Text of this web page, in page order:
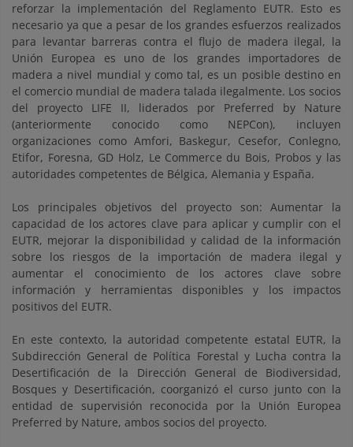
reforzar la implementación del Reglamento EUTR. Esto es
necesario ya que a pesar de los grandes esfuerzos realizados
para levantar barreras contra el flujo de madera ilegal, la
Unión Europea es uno de los grandes importadores de
madera a nivel mundial y como tal, es un posible destino en
el comercio mundial de madera talada ilegalmente. Los socios
del proyecto LIFE II, liderados por Preferred by Nature
(anteriormente conocido como NEPCon), incluyen
organizaciones como Amfori, Baskegur, Cesefor, Conlegno,
Etifor, Foresna, GD Holz, Le Commerce du Bois, Probos y las
autoridades competentes de Bélgica, Alemania y España.
Los principales objetivos del proyecto son: Aumentar la
capacidad de los actores clave para aplicar y cumplir con el
EUTR, mejorar la disponibilidad y calidad de la información
sobre los riesgos de la importación de madera ilegal y
aumentar el conocimiento de los actores clave sobre
información y herramientas disponibles y los impactos
positivos del EUTR.
En este contexto, la autoridad competente estatal EUTR, la
Subdirección General de Política Forestal y Lucha contra la
Desertificación de la Dirección General de Biodiversidad,
Bosques y Desertificación, coorganizó el curso junto con la
entidad de supervisión reconocida por la Unión Europea
Preferred by Nature, ambos socios del proyecto.